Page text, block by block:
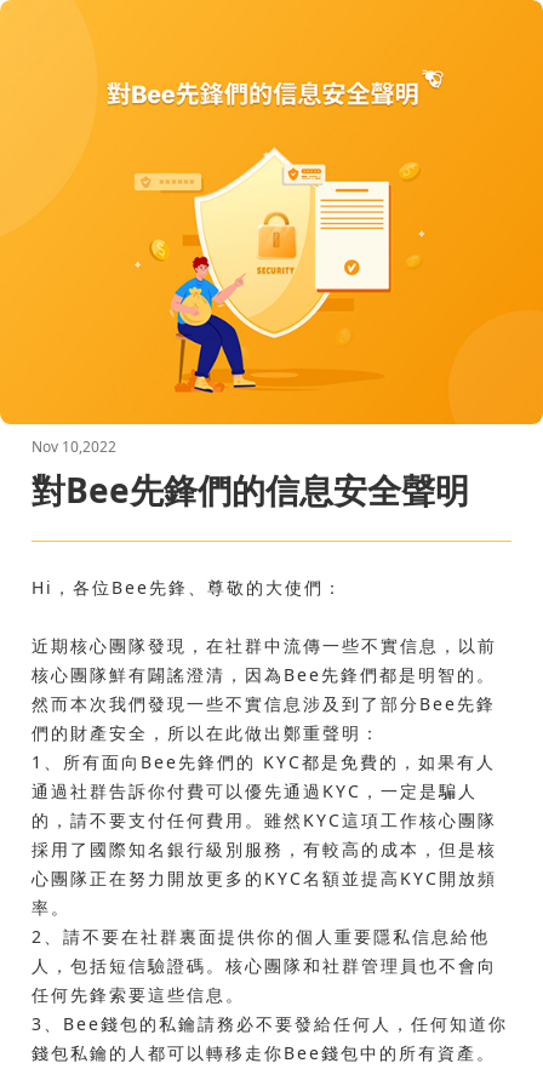
Nov 10,2022
對Bee先鋒們的信息安全聲明
Hi，各位Bee先鋒、尊敬的大使們：
近期核心團隊發現，在社群中流傳一些不實信息，以前
核心團隊鮮有闢謠澄清，因為Bee先鋒們都是明智的。
然而本次我們發現一些不實信息涉及到了部分Bee先鋒
們的財產安全，所以在此做出鄭重聲明：
1、所有面向Bee先鋒們的 KYC都是免費的，如果有人
通過社群告訴你付費可以優先通過KYC，一定是騙人
的，請不要支付任何費用。雖然KYC這項工作核心團隊
採用了國際知名銀行級別服務，有較高的成本，但是核
心團隊正在努力開放更多的KYC名額並提高KYC開放頻
率。
2、請不要在社群裏面提供你的個人重要隱私信息給他
人，包括短信驗證碼。核心團隊和社群管理員也不會向
任何先鋒索要這些信息。
3、Bee錢包的私鑰請務必不要發給任何人，任何知道你
錢包私鑰的人都可以轉移走你Bee錢包中的所有資產。